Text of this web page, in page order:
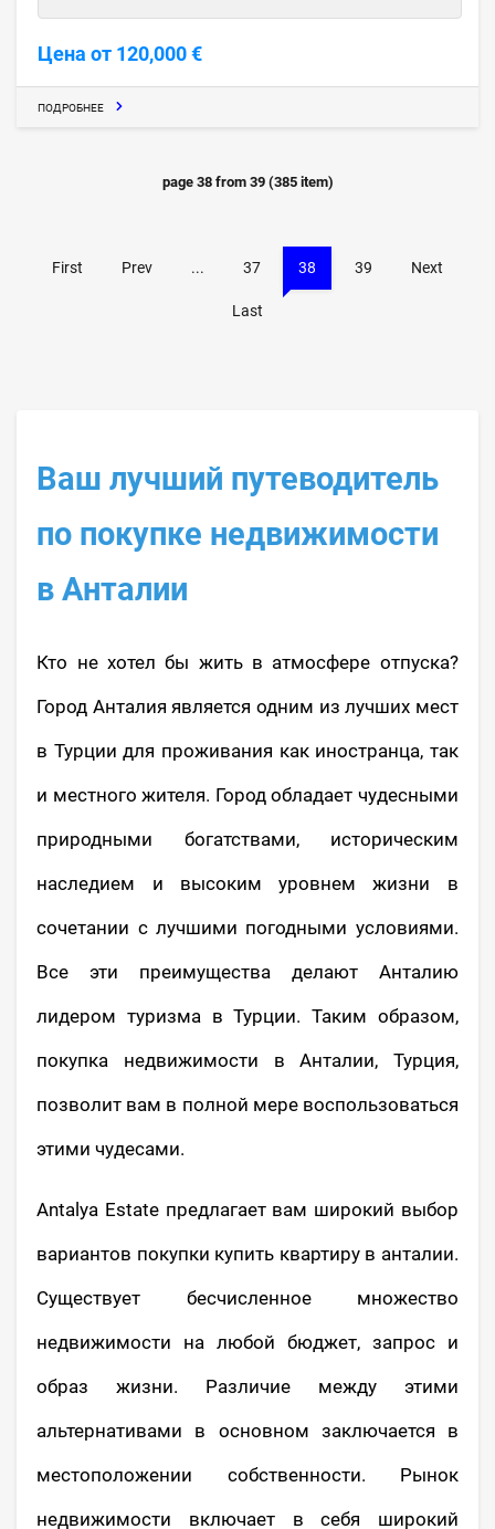
Цена от 120,000 €
ПОДРОБНЕЕ
page 38from 39(385item)
First Prev ... 37 38 39 Next
Last
Ваш лучший путеводитель
по покупке недвижимости
в Анталии
Кто не хотел бы жить в атмосфере отпуска?
Город Анталия является одним из лучших мест
в Турции для проживания как иностранца, так
и местного жителя. Город обладает чудесными
природными богатствами, историческим
наследием и высоким уровнем жизни в
сочетании с лучшими погодными условиями.
Все эти преимущества делают Анталию
лидером туризма в Турции. Таким образом,
покупка недвижимости в Анталии, Турция,
позволит вам в полной мере воспользоваться
этими чудесами.
Antalya Estate предлагает вам широкий выбор
вариантов покупки купить квартиру в анталии.
Существует бесчисленное множество
недвижимости на любой бюджет, запрос и
образ жизни. Различие между этими
альтернативами в основном заключается в
местоположении собственности. Рынок
недвижимости включает в себя широкий